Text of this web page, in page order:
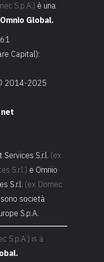
S.p.A.) è una
Omnio Global.
Capital):
2014-2025
S.r.l. (ex
S.r.l.) e Omnio
S.r.l. (ex Domec
sono società
S.p.A.
S.p.A.) is a